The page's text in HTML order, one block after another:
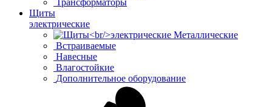
Щиты
электрические
Металлические
Встраиваемые
Навесные
Влагостойкие
Дополнительное оборудование